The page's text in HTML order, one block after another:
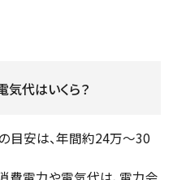
気代はいくら？
目安は、年間約24万～30